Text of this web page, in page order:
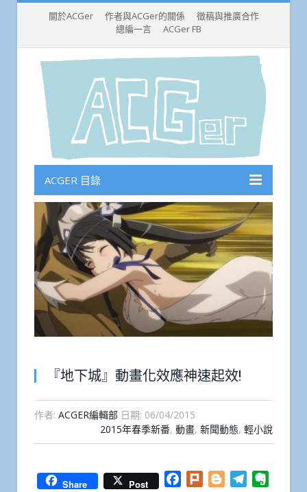
關於ACGer 作者與ACGer的關係
徵稿與推廣合作
總編一言
ACGer FB
ACGER 目錄
『地下城』動畫化效應神速起效!
作者: ACGER編輯部 日期: 06/04/2015
2015年春季新番, 動畫, 新聞動態, 輕小說
Share Post Facebook
Plurk BloggerTelegram